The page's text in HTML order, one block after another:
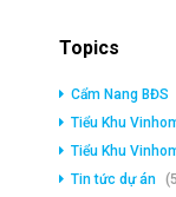
Topics
Cẩm Nang BĐS
Tiểu Khu
Tiểu Khu
Tin tức dự án